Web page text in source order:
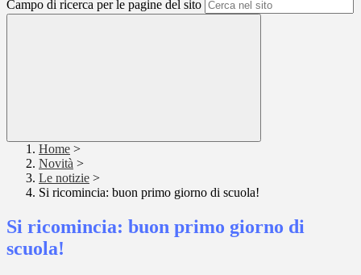
Campo di ricerca per le pagine del sito
Home >
Novità >
Le notizie >
Si ricomincia: buon primo giorno di scuola!
Si ricomincia: buon primo giorno di
scuola!